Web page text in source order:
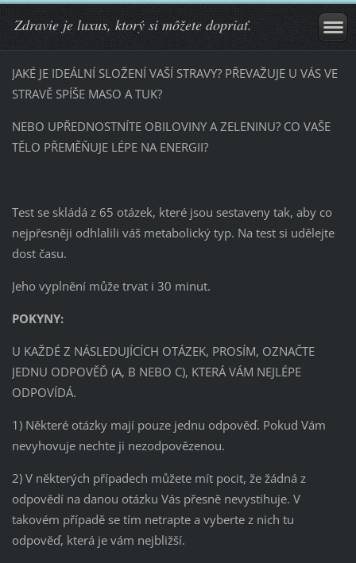
Zdravie je luxus, ktorý si môžete dopriať.
JAKÉ JE IDEÁLNÍ SLOŽENÍ VAŠÍ STRAVY? PŘEVAŽUJE U VÁS VE
STRAVĚ SPÍŠE MASO A TUK?
NEBO UPŘEDNOSTNÍTE OBILOVINY A ZELENINU? CO VAŠE
TĚLO PŘEMĚŇUJE LÉPE NA ENERGII?
Test se skládá z 65 otázek, které jsou sestaveny tak, aby co
nejpřesněji odhlalili váš metabolický typ. Na test si udělejte
dost času.
Jeho vyplnění může trvat i 30 minut.
POKYNY:
U KAŽDÉ Z NÁSLEDUJÍCÍCH OTÁZEK, PROSÍM, OZNAČTE
JEDNU ODPOVĚĎ (A, B NEBO C), KTERÁ VÁM NEJLÉPE
ODPOVÍDÁ.
1) Některé otázky mají pouze jednu odpověď. Pokud Vám
nevyhovuje nechte ji nezodpovězenou.
2) V některých případech můžete mít pocit, že žádná z
odpovědí na danou otázku Vás přesně nevystihuje. V
takovém případě se tím netrapte a vyberte z nich tu
odpověď, která je vám nejbližší.